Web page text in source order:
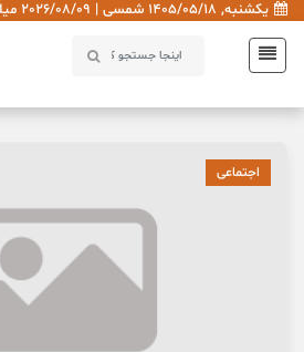
یکشنبه, 1405/05/18 شمسی | 2026/08/09 میلادی
اجتماعی